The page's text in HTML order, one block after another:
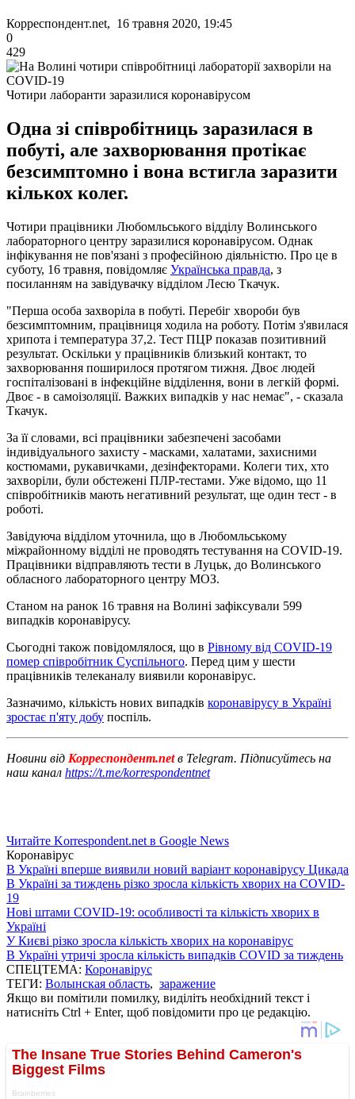
Корреспондент.net, 16 травня 2020, 19:45
0
429
Чотири лаборанти заразилися коронавірусом
Одна зі співробітниць заразилася в
побуті, але захворювання протікає
безсимптомно і вона встигла заразити
кількох колег.
Чотири працівники Любомльського відділу Волинського
лабораторного центру заразилися коронавірусом. Однак
інфікування не пов'язані з професійною діяльністю. Про це в
суботу, 16 травня, повідомляє Українська правда, з
посиланням на завідувачку відділом Лесю Ткачук.
"Перша особа захворіла в побуті. Перебіг хвороби був
безсимптомним, працівниця ходила на роботу. Потім з'явилася
хрипота і температура 37,2. Тест ПЦР показав позитивний
результат. Оскільки у працівників близький контакт, то
захворювання поширилося протягом тижня. Двоє людей
госпіталізовані в інфекційне відділення, вони в легкій формі.
Двоє - в самоізоляції. Важких випадків у нас немає", - сказала
Ткачук.
За її словами, всі працівники забезпечені засобами
індивідуального захисту - масками, халатами, захисними
костюмами, рукавичками, дезінфекторами. Колеги тих, хто
захворіли, були обстежені ПЛР-тестами. Уже відомо, що 11
співробітників мають негативний результат, ще один тест - в
роботі.
Завідуюча відділом уточнила, що в Любомльському
міжрайонному відділі не проводять тестування на COVID-19.
Працівники відправляють тести в Луцьк, до Волинського
обласного лабораторного центру МОЗ.
Станом на ранок 16 травня на Волині зафіксували 599
випадків коронавірусу.
Сьогодні також повідомлялося, що в Рівному від COVID-19
помер співробітник Суспільного. Перед цим у шести
працівників телеканалу виявили коронавірус.
Зазначимо, кількість нових випадків коронавірусу в Україні
зростає п'яту добу поспіль.
Новини від Корреспондент.netв Telegram. Підписуйтесь на
наш канал https://t.me/korrespondentnet
Читайте Korrespondent.net в Google News
Коронавірус
В Україні вперше виявили новий варіант коронавірусу Цикада
В Україні за тиждень різко зросла кількість хворих на COVID-
19
Нові штами COVID-19: особливості та кількість хворих в
Україні
У Києві різко зросла кількість хворих на коронавірус
В Україні утричі зросла кількість випадків COVID за тиждень
СПЕЦТЕМА: Коронавірус
ТЕГИ: Волынская область, заражение
Якщо ви помітили помилку, виділіть необхідний текст і
натисніть Ctrl + Enter, щоб повідомити про це редакцію.